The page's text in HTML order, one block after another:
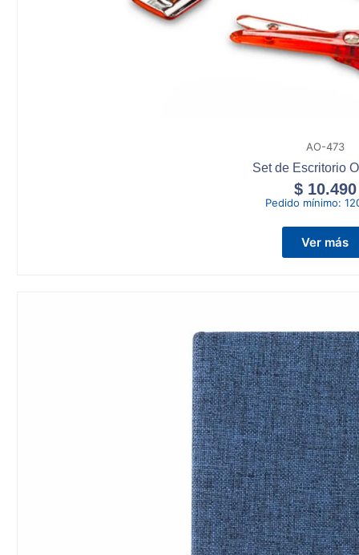
AO-473
Set de Escritorio
$10.490
Pedido mínimo:
Ver más